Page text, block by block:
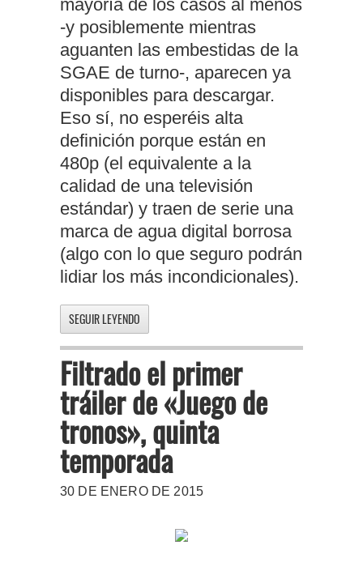
mayoría de los casos al menos
-y posiblemente mientras
aguanten las embestidas de la
SGAE de turno-, aparecen ya
disponibles para descargar.
Eso sí, no esperéis alta
definición porque están en
480p (el equivalente a la
calidad de una televisión
estándar) y traen de serie una
marca de agua digital borrosa
(algo con lo que seguro podrán
lidiar los más incondicionales).
SEGUIR LEYENDO
Filtrado el primer
tráiler de «Juego de
tronos», quinta
temporada
30 DE ENERO DE 2015